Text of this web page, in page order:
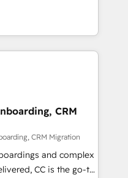
designed to
and optimize your
our growth-first
their
marketing and
Our offer spans
specialize in CRM
web design, sales
with tech companies
we are committed to
their
through
integration of
ecosystem. Would
your inbound
CRM
CRM Migration
and complex
CC is the go-to